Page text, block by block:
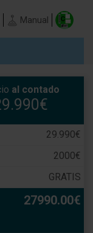
Manual
al contado
29.990€
2000€
GRATIS
27990.00€